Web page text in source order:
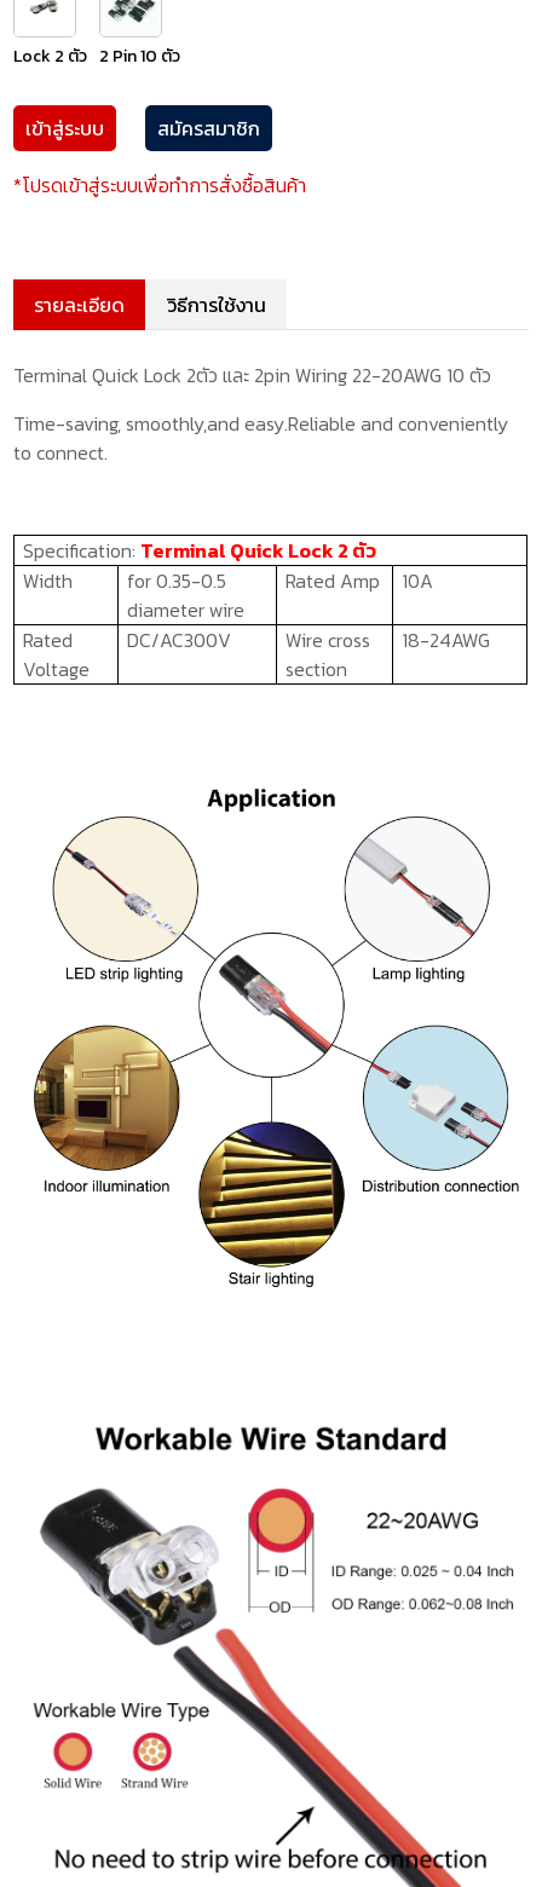
Lock 2 ตัว 2 Pin 10 ตัว
เข้าสู่ระบบ
สมัครสมาชิก
*โปรดเข้าสู่ระบบเพื่อทำการสั่งซื้อสินค้า
รายละเอียด วิธีการใช้งาน
Terminal Quick Lock 2ตัว และ 2pin Wiring 22-20AWG 10 ตัว
Time-saving, smoothly,and easy.Reliable and conveniently
to connect.
Specification: Terminal Quick Lock 2 ตัว
Width
for0.35-0.5
diameter wire
Rated Amp 10A
Rated
Voltage
DC/AC300V
Wire cross
section
18-24AWG